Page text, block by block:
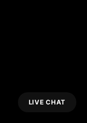
LIVE CHAT